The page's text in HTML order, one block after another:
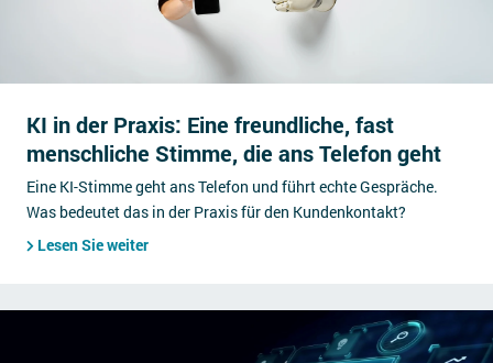
KI in der Praxis: Eine freundliche, fast
menschliche Stimme, die ans Telefon geht
Eine KI-Stimme geht ans Telefon und führt echte Gespräche.
Was bedeutet das in der Praxis für den Kundenkontakt?
Lesen Sie weiter